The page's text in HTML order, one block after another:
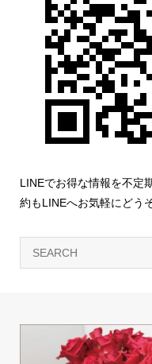
LINEでお得な情報を不定
約もLINEへお気軽にどうぞ